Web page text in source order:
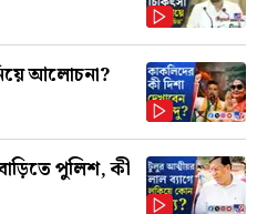
আলোচনা?
পুলিশ, কী